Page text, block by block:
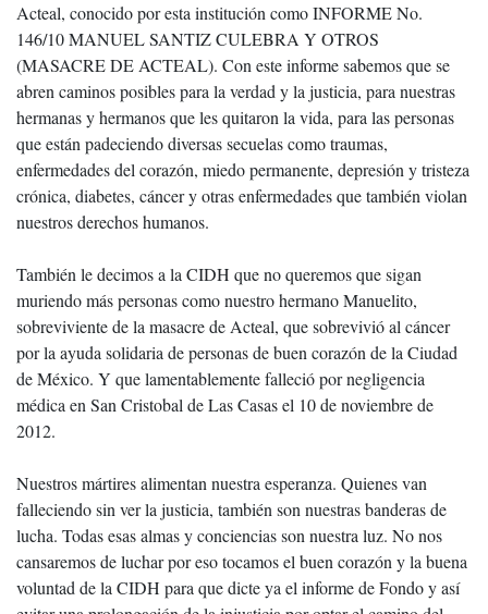
Acteal, conocido por esta institución como INFORME No.
146/10 MANUEL SANTIZ CULEBRA Y OTROS
(MASACRE DE ACTEAL). Con este informe sabemos que se
abren caminos posibles para la verdad y la justicia, para nuestras
hermanas y hermanos que les quitaron la vida, para las personas
que están padeciendo diversas secuelas como traumas,
enfermedades del corazón, miedo permanente, depresión y tristeza
crónica, diabetes, cáncer y otras enfermedades que también violan
nuestros derechos humanos.
También le decimos a la CIDH que no queremos que sigan
muriendo más personas como nuestro hermano Manuelito,
sobreviviente de la masacre de Acteal, que sobrevivió al cáncer
por la ayuda solidaria de personas de buen corazón de la Ciudad
de México. Y que lamentablemente falleció por negligencia
médica en San Cristobal de Las Casas el 10 de noviembre de
2012.
Nuestros mártires alimentan nuestra esperanza. Quienes van
falleciendo sin ver la justicia, también son nuestras banderas de
lucha. Todas esas almas y conciencias son nuestra luz. No nos
cansaremos de luchar por eso tocamos el buen corazón y la buena
voluntad de la CIDH para que dicte ya el informe de Fondo y así